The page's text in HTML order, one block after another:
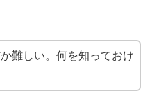
難しい。何を知っておけ